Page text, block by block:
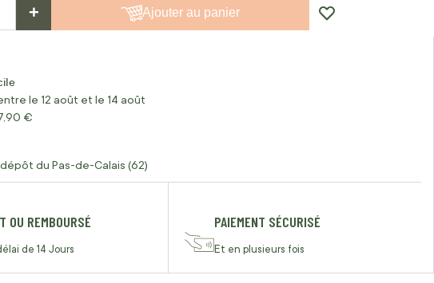
+ Ajouter au panier
le 12 août et le 14 août
€
du Pas-de-Calais (62)
OU REMBOURSÉ
de 14 Jours
PAIEMENT SÉCURISÉ
Et en plusieurs fois